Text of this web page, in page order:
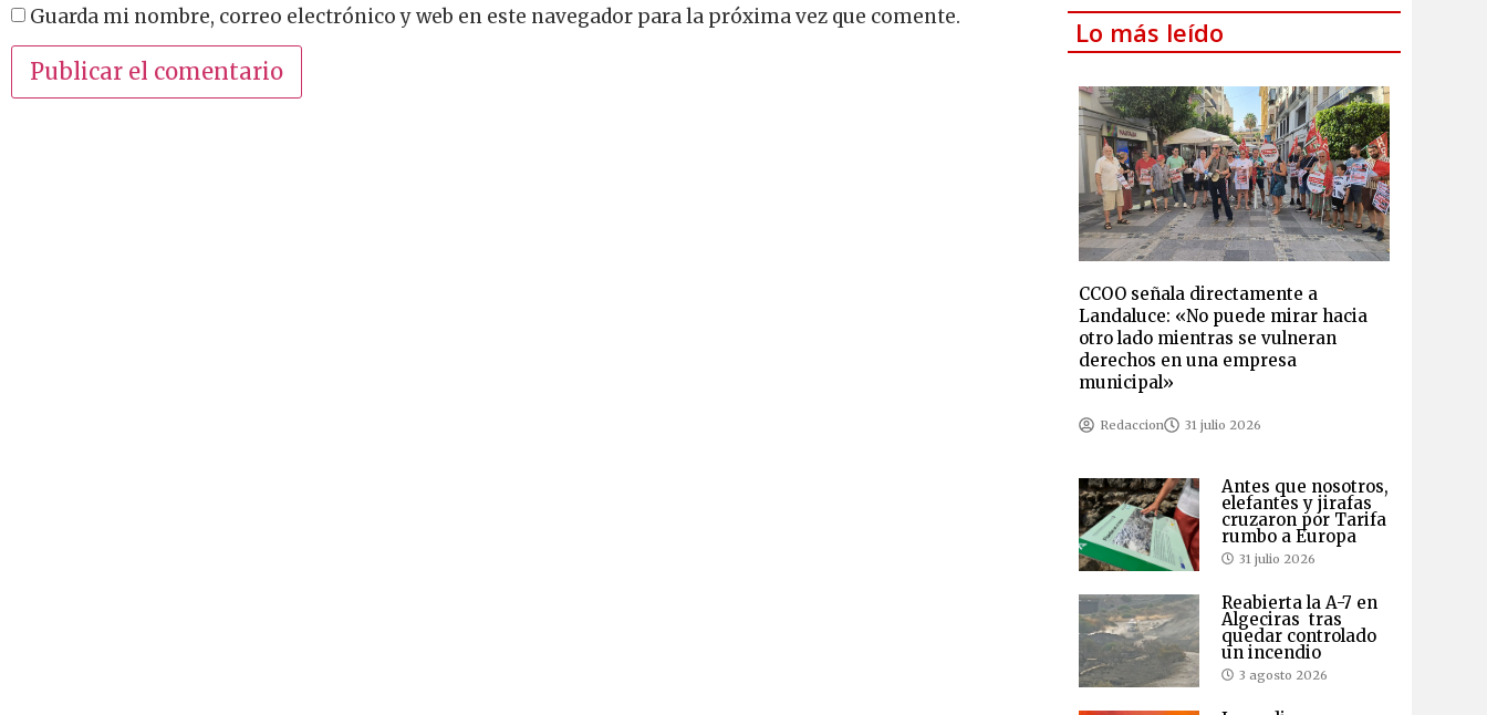
Guarda mi nombre, correo electrónico y web en este navegador para la próxima vez que comente. Lo más leído
CCOO señala directamente a
Landaluce: «No puede mirar hacia
otro lado mientras se vulneran
derechos en una empresa
municipal»
Redaccion 31 julio 2026
Antes que nosotros,
elefantes y jirafas
cruzaron por Tarifa
rumbo a Europa
31 julio 2026
Reabierta la A-7 en
Algeciras tras
quedar controlado
un incendio
3 agosto 2026